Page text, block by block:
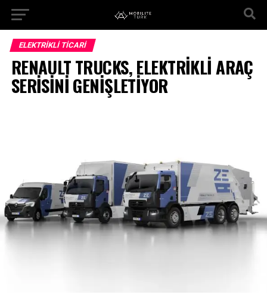
ELEKTRIKLI TICARI
RENAULT TRUCKS, ELEKTRİKLİ ARAÇ
SERİSİNİ GENİŞLETİYOR